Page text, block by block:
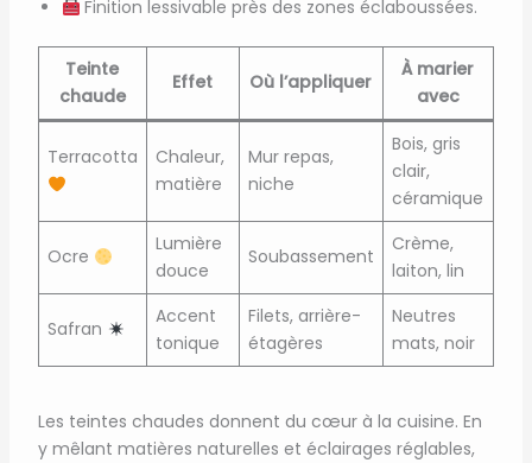
Finition lessivable près des zones éclaboussées.
Teinte
chaude
Effet Où l’appliquer
À marier
avec
Terracotta
Chaleur,
matière
Mur repas,
niche
Bois, gris
clair,
céramique
Ocre
Lumière
douce
Soubassement
Crème,
laiton, lin
Safran
Accent
tonique
Filets, arrière-
étagères
Neutres
mats, noir
Les teintes chaudes donnent du cœur à la cuisine. En
y mêlant matières naturelles et éclairages réglables,